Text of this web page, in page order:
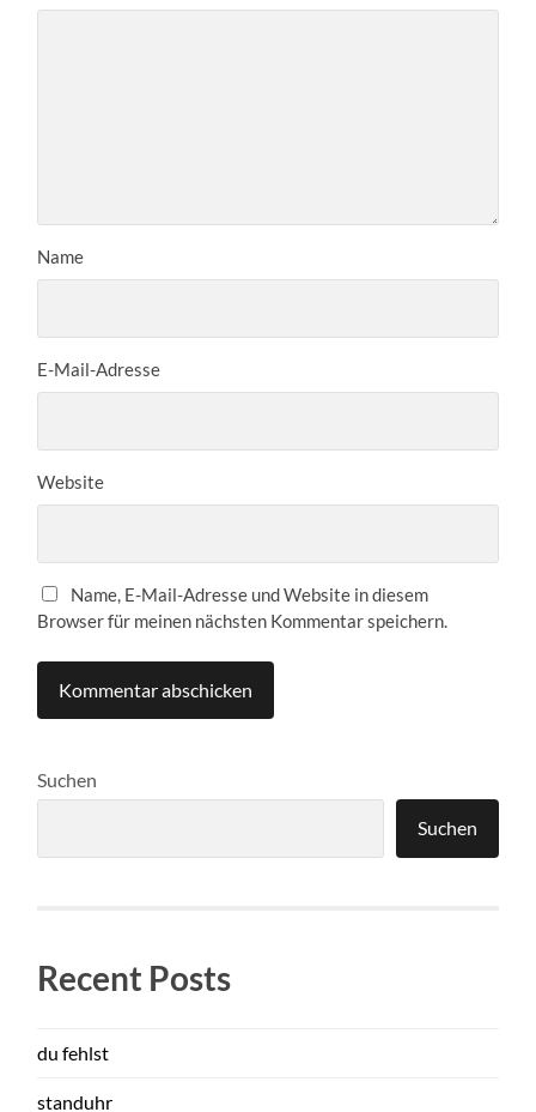
Name
E-Mail-Adresse
Website
Name, E-Mail-Adresse und Website in diesem
Browser für meinen nächsten Kommentar speichern.
Suchen
Suchen
Recent Posts
du fehlst
standuhr